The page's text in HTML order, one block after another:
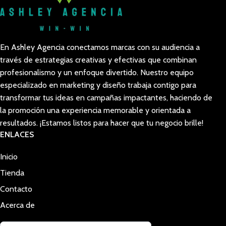
En Ashley Agencia conectamos marcas con su audiencia a
través de estrategias creativas y efectivas que combinan
profesionalismo y un enfoque divertido. Nuestro equipo
especializado en marketing y diseño trabaja contigo para
transformar tus ideas en campañas impactantes, haciendo de
la promoción una experiencia memorable y orientada a
resultados. ¡Estamos listos para hacer que tu negocio brille!
ENLACES
Inicio
Tienda
Contacto
Acerca de